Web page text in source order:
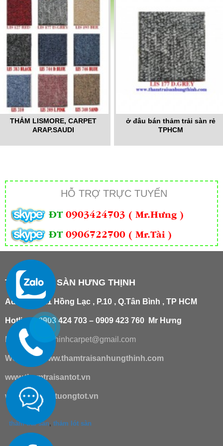
THẢM LISMORE, CARPET
ARAP.SAUDI
ở đâu bán thảm trải sàn rẻ
TPHCM
HỖ TRỢ TRỰC TUYẾN
ĐT 0903424703 ( Mr.Hưng )
ĐT 0906722700 ( Mr.Tài )
THẢM TRẢI SÀN HƯNG THỊNH
Add : 181/21 Hồng Lạc , P.10 , Q.Tân Bình , TP HCM
Hotline : 0903 424 703 – 0909 423 760 Mr Hưng
Email : hungthinhcarpet@gmail.com
Website: www.thamtraisanhungthinh.com
www.thamtraisantot.vn
www.giaydantuongtot.vn
thảm trải sàn, thảm lót sàn